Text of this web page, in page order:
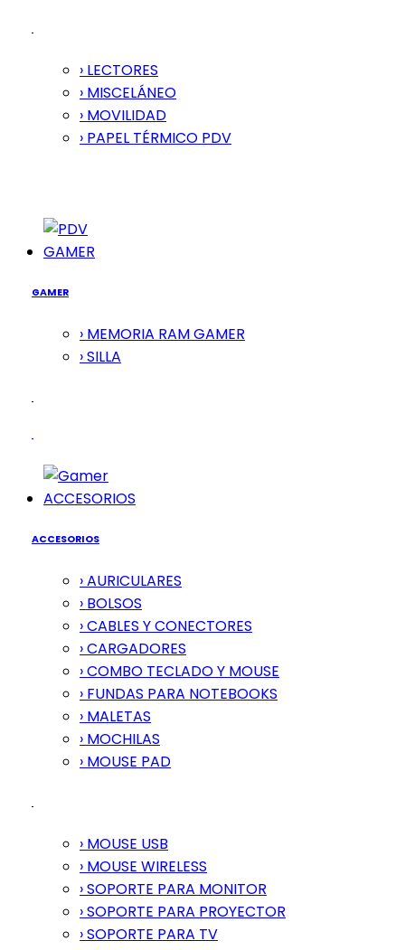
› LECTORES
› MISCELÁNEO
› MOVILIDAD
› PAPEL TÉRMICO PDV
GAMER
GAMER
› MEMORIA RAM GAMER
› SILLA
ACCESORIOS
ACCESORIOS
› AURICULARES
› BOLSOS
› CABLES Y CONECTORES
› CARGADORES
› COMBO TECLADO Y MOUSE
› FUNDAS PARA NOTEBOOKS
› MALETAS
› MOCHILAS
› MOUSE PAD
› MOUSE USB
› MOUSE WIRELESS
› SOPORTE PARA MONITOR
› SOPORTE PARA PROYECTOR
› SOPORTE PARA TV